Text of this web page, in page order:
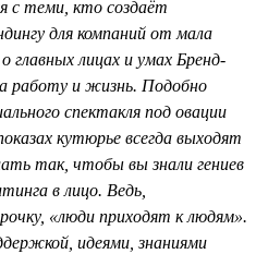
с теми, кто создаёт
для компаний от мала
о главных лицах и умах Бренд-
работу и жизнь. Подобно
спектакля под овации
кутюрье всегда выходят
так, чтобы вы знали гениев
в лицо. Ведь,
«люди приходят к людям».
идеями, знаниями